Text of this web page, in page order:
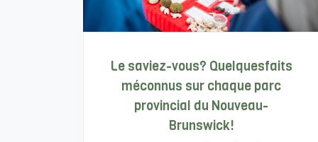
Le saviez-vous? Quelquesfaits
méconnus sur chaque parc
provincial du Nouveau-
Brunswick!